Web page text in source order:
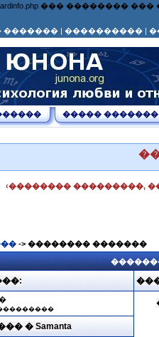
���
������� | ���������� |
����� �������
‹�������� ���������,
-> �������� �������
� Samanta